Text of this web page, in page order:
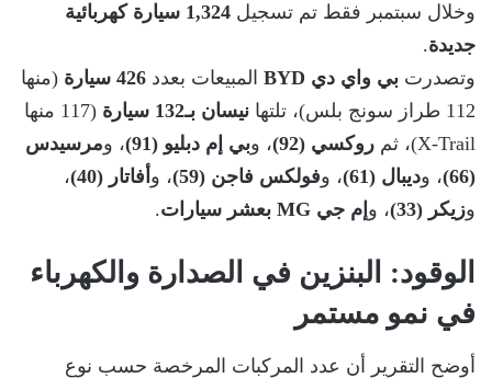
وخلال سبتمبر فقط تم تسجيل
1,324 سيارة كهربائية
جديدة.
وتصدرت بي واي دي BYD المبيعات بعدد 426 سيارة
(منها
112 طراز سونج بلس)، تلتها
نيسان بـ132 سيارة
(117 منها
X-Trail)، ثم
روكسي (92) ، وبي إم دبليو (91) ، ومرسيدس
(66)
، وديبال (61) ، وفولكس فاجن (59) ، و أفاتار (40)
،
وزيكر (33) ، و إم جي MG بعشر سيارات .
الوقود: البنزين في الصدارة والكهرباء
في نمو مستمر
أوضح التقرير أن عدد المركبات المرخصة حسب نوع